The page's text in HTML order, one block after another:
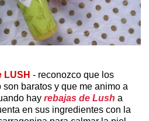
LUSH - reconozco que los
baratos y que me animo a
hay rebajas de Lush a
en sus ingredientes con la